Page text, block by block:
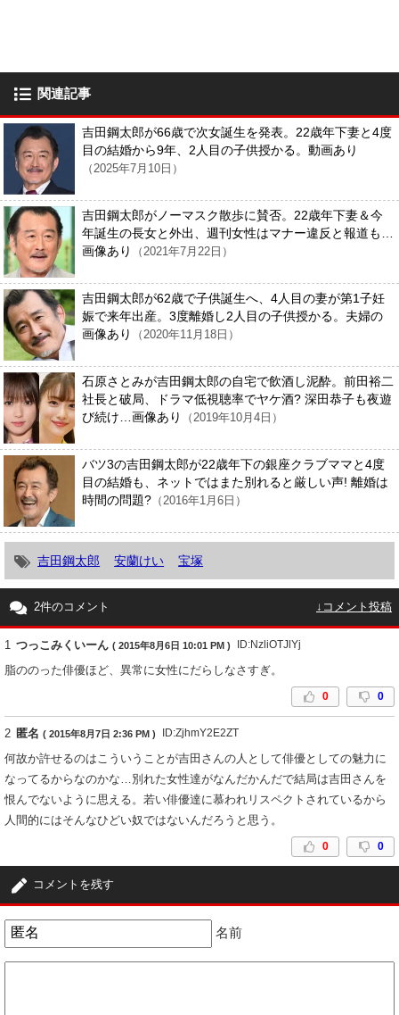
関連記事
吉田鋼太郎が66歳で次女誕生を発表。22歳年下妻と4度
目の結婚から9年、2人目の子供授かる。動画あり
（2025年7月10日）
吉田鋼太郎がノーマスク散歩に賛否。22歳年下妻＆今
年誕生の長女と外出、週刊女性はマナー違反と報道も…
画像あり
（2021年7月22日）
吉田鋼太郎が62歳で子供誕生へ、4人目の妻が第1子妊
娠で来年出産。3度離婚し2人目の子供授かる。夫婦の
画像あり
（2020年11月18日）
石原さとみが吉田鋼太郎の自宅で飲酒し泥酔。前田裕二
社長と破局、ドラマ低視聴率でヤケ酒? 深田恭子も夜遊
び続け…画像あり
（2019年10月4日）
バツ3の吉田鋼太郎が22歳年下の銀座クラブママと4度
目の結婚も、ネットではまた別れると厳しい声! 離婚は
時間の問題? （2016年1月6日）
吉田鋼太郎 安蘭けい 宝塚
2件のコメント ↓コメント投稿
1 つっこみくいーん ( 2015年8月6日 10:01 PM ) ID:NzliOTJlYj
脂ののった俳優ほど、異常に女性にだらしなさすぎ。
0 0
2 匿名 ( 2015年8月7日 2:36 PM ) ID:ZjhmY2E2ZT
何故か許せるのはこういうことが吉田さんの人として俳優としての魅力に
なってるからなのかな…別れた女性達がなんだかんだで結局は吉田さんを
恨んでないように思える。若い俳優達に慕われリスペクトされているから
人間的にはそんなひどい奴ではないんだろうと思う。
0 0
コメントを残す
名前